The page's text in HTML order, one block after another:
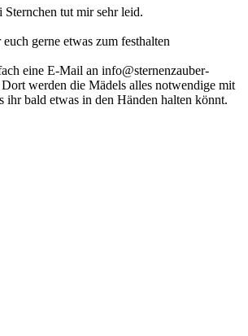
Sternchen tut mir sehr leid.
gerne etwas zum festhalten
eine E-Mail an info@sternenzauber-
werden die Mädels alles notwendige mit
ihr bald etwas in den Händen halten könnt.